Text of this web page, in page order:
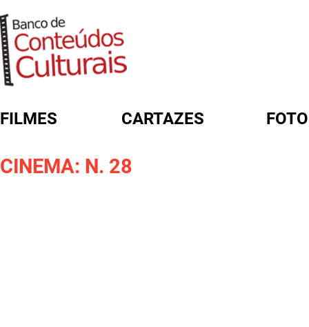
FILMES CARTAZES
CINEMA: N. 28FORMULÁRIO DE BUSCA